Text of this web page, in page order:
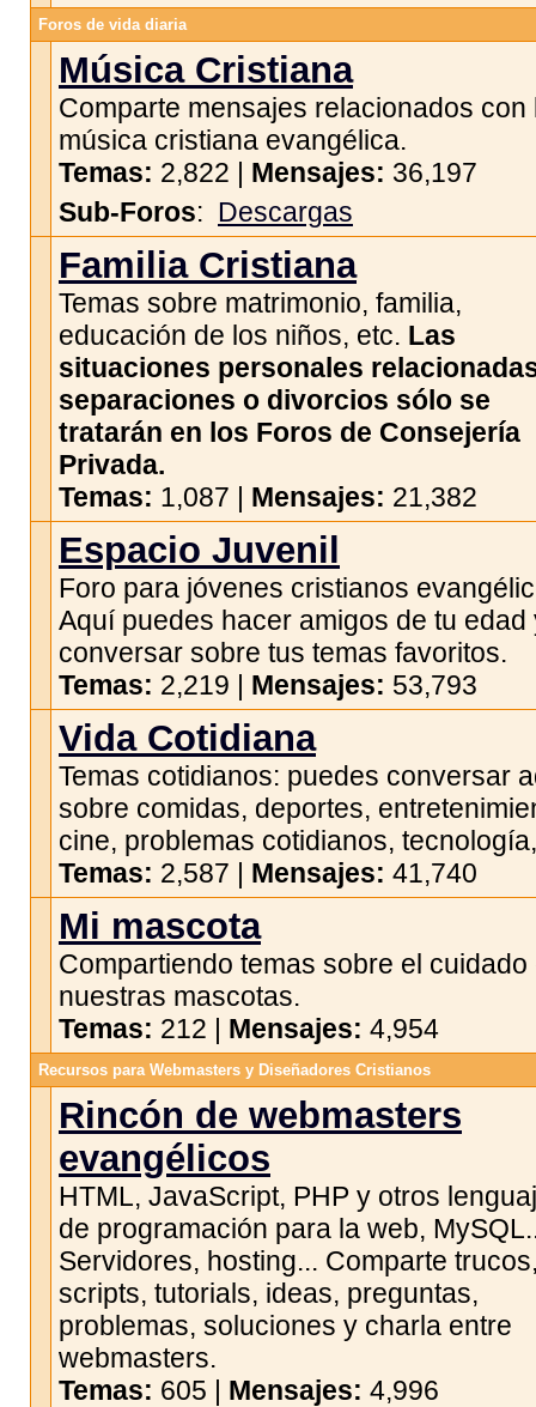
Foros de vida diaria
Música Cristiana
Comparte mensajes relacionados con
música cristiana evangélica.
Temas: 2,822 | Mensajes: 36,197
Sub-Foros: Descargas
Familia Cristiana
Temas sobre matrimonio, familia,
educación de los niños, etc. Las
situaciones personales
separaciones o divorcios sólo se
tratarán en los Foros de Consejería
Privada.
Temas: 1,087 | Mensajes: 21,382
Espacio Juvenil
Foro para jóvenes cristianos
Aquí puedes hacer amigos de tu edad
conversar sobre tus temas favoritos.
Temas: 2,219 | Mensajes: 53,793
Vida Cotidiana
Temas cotidianos: puedes conversar
sobre comidas, deportes,
cine, problemas cotidianos,
Temas: 2,587 | Mensajes: 41,740
Mi mascota
Compartiendo temas sobre el cuidado
nuestras mascotas.
Temas: 212 | Mensajes: 4,954
Recursos para Webmasters y Diseñadores Cristianos
Rincón de webmasters
evangélicos
HTML, JavaScript, PHP y otros
de programación para la web,
Servidores, hosting... Comparte
scripts, tutorials, ideas, preguntas,
problemas, soluciones y charla entre
webmasters.
Temas: 605 | Mensajes: 4,996